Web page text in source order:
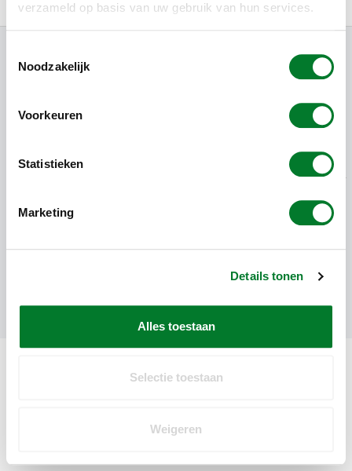
verzameld op basis van uw gebruik van hun services.
Noodzakelijk
Voorkeuren
Statistieken
Marketing
Details tonen
Alles toestaan
Selectie toestaan
Weigeren
Sign up now for additional information or new products
MY ACCOUNT
INTERNATIONAL